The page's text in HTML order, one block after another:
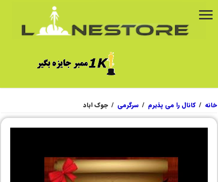
خانه / کانال را می پذیرم / سرگرمی / جوک اباد